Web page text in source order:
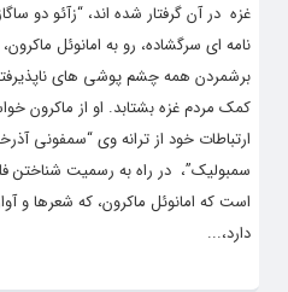
غزه در آن گرفتار شده اند، “زآئو دو
نامه ای سرگشاده، رو به امانوئل
برشمردن همه چشم پوشی های
کمک مردم غزه بشتابد. او از ماکرون
ارتباطات خود از ترانه وی “سمفونی
سمبولیک”، در راه به رسمیت شناختن
است که امانوئل ماکرون، که شعرها و
دارد،...